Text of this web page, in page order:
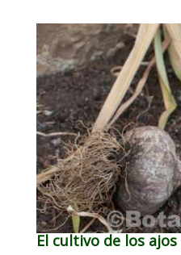
El cultivo de los ajos